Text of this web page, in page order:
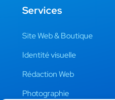
Services
Site Web & Boutique
Identité visuelle
Rédaction Web
Photographie